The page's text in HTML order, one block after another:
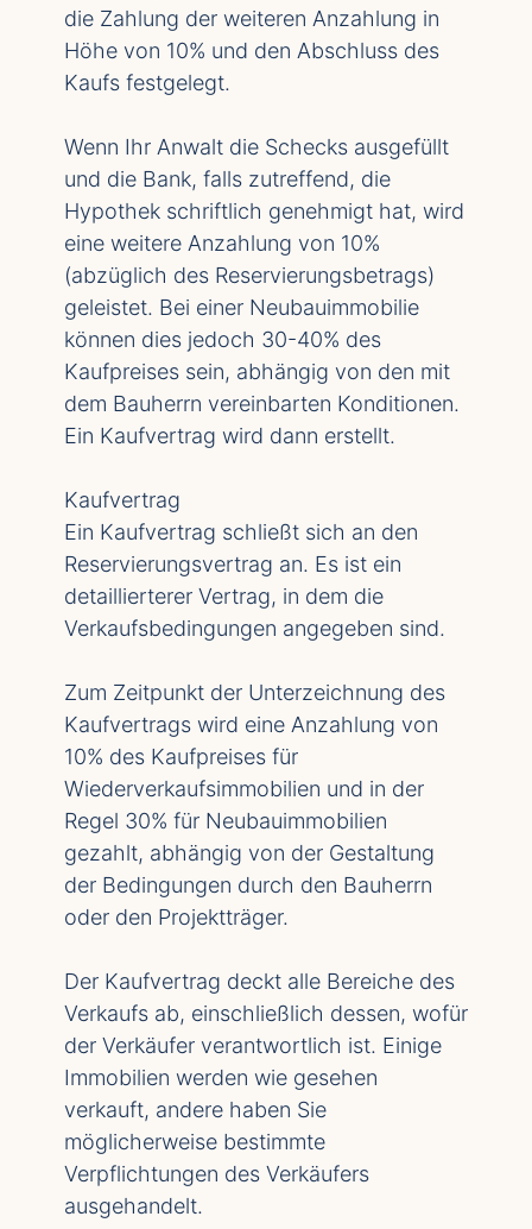
die Zahlung der weiteren Anzahlung in
Höhe von 10% und den Abschluss des
Kaufs festgelegt.
Wenn Ihr Anwalt die Schecks ausgefüllt
und die Bank, falls zutreffend, die
Hypothek schriftlich genehmigt hat, wird
eine weitere Anzahlung von 10%
(abzüglich des Reservierungsbetrags)
geleistet. Bei einer Neubauimmobilie
können dies jedoch 30-40% des
Kaufpreises sein, abhängig von den mit
dem Bauherrn vereinbarten Konditionen.
Ein Kaufvertrag wird dann erstellt.
Kaufvertrag
Ein Kaufvertrag schließt sich an den
Reservierungsvertrag an. Es ist ein
detaillierterer Vertrag, in dem die
Verkaufsbedingungen angegeben sind.
Zum Zeitpunkt der Unterzeichnung des
Kaufvertrags wird eine Anzahlung von
10% des Kaufpreises für
Wiederverkaufsimmobilien und in der
Regel 30% für Neubauimmobilien
gezahlt, abhängig von der Gestaltung
der Bedingungen durch den Bauherrn
oder den Projektträger.
Der Kaufvertrag deckt alle Bereiche des
Verkaufs ab, einschließlich dessen, wofür
der Verkäufer verantwortlich ist. Einige
Immobilien werden wie gesehen
verkauft, andere haben Sie
möglicherweise bestimmte
Verpflichtungen des Verkäufers
ausgehandelt.